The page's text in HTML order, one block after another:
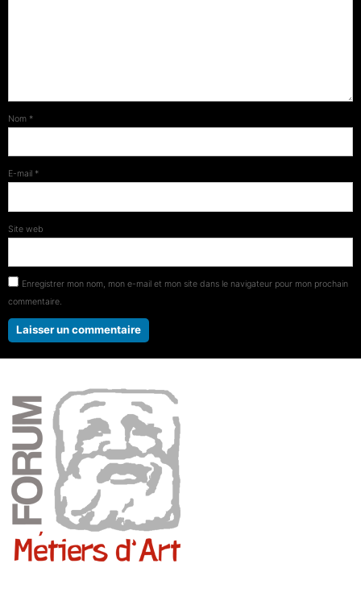
Nom *
E-mail *
Site web
Enregistrer mon nom, mon e-mail et mon site dans le navigateur pour mon prochain
commentaire.